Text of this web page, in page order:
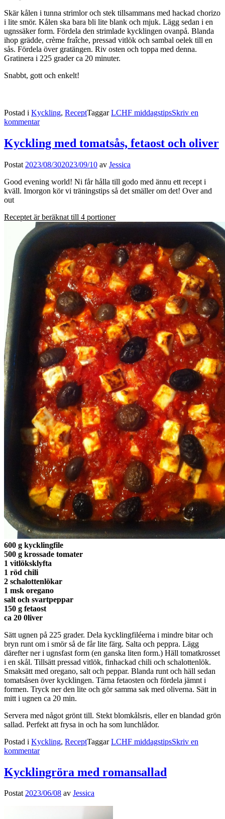
Skär kålen i tunna strimlor och stek tillsammans med hackad chorizo
i lite smör. Kålen ska bara bli lite blank och mjuk. Lägg sedan i en
ugnssäker form. Fördela den strimlade kycklingen ovanpå. Blanda
ihop grädde, crème fraîche, pressad vitlök och sambal oelek till en
sås. Fördela över gratängen. Riv osten och toppa med denna.
Gratinera i 225 grader ca 20 minuter.
Snabbt, gott och enkelt!
Postad i Kyckling, ReceptTaggarLCHF middagstipsSkriv en
kommentar
Kyckling med tomatsås, fetaost och oliver
Postat 2023/08/302023/09/10 av Jessica
Good evening world! Ni får hålla till godo med ännu ett recept i
kväll. Imorgon kör vi träningstips så det smäller om det! Over and
out
Receptet är beräknat till 4 portioner
600 g kycklingfile
500 g krossade tomater
1 vitlöksklyfta
1 röd chili
2 schalottenlökar
1 msk oregano
salt och svartpeppar
150 g fetaost
ca 20 0liver
Sätt ugnen på 225 grader. Dela kycklingfiléerna i mindre bitar och
bryn runt om i smör så de får lite färg. Salta och peppra. Lägg
därefter ner i ugnsfast form (en ganska liten form.) Häll tomatkrosset
i en skål. Tillsätt pressad vitlök, finhackad chili och schalottenlök.
Smaksätt med oregano, salt och peppar. Blanda runt och häll sedan
tomatsåsen över kycklingen. Tärna fetaosten och fördela jämnt i
formen. Tryck ner den lite och gör samma sak med oliverna. Sätt in
mitt i ugnen ca 20 min.
Servera med något grönt till. Stekt blomkålsris, eller en blandad grön
sallad. Perfekt att frysa in och ha som lunchlådor.
Postad i Kyckling, ReceptTaggarLCHF middagstipsSkriv en
kommentar
Kycklingröra med romansallad
Postat2023/06/08 av Jessica